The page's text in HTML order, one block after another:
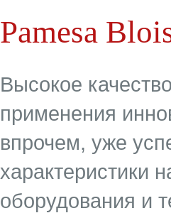
Pamesa
Высокое
применения
впрочем, уже
характеристики
оборудования и